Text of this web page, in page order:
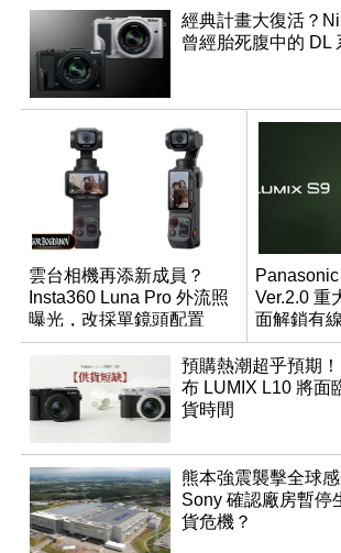
經典計畫大復活？
曾經胎死腹中的 DL
雲台相機再添新成員？
Insta360 Luna Pro 外流照
曝光，改採單鏡頭配置
Ver.2.0 重
面解鎖有
調編輯
預購熱潮超乎預期
布 LUMIX L10 將面
貨時間
熊本強震襲擊全球感
Sony 確認廠房暫停
貨危機？